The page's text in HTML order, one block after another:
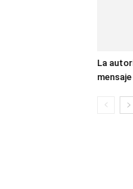
La
mensaje